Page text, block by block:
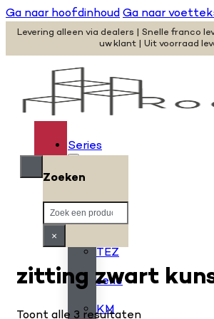
Ga naar hoofdinhoudGa naar
Levering alleen via dealers | Snelle franco
uw klant | Uit voorraad
Series
serie
TEZ
serie
KM
Zoeken
Zoeken
×
zitting zwart
Toont alle 3 resultaten